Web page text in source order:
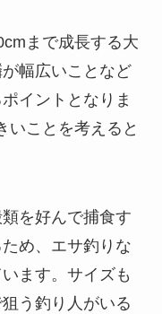
まで成長する大
幅広いことなど
イントとなりま
いことを考えると
を好んで捕食す
め、エサ釣りな
ます。サイズも
う釣り人がいる